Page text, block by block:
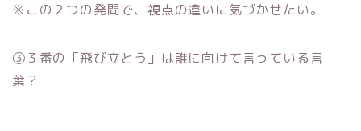
※この２つの発問で、視点の違いに気づかせたい。
③３番の「飛び立とう」は誰に向けて言っている言
葉？